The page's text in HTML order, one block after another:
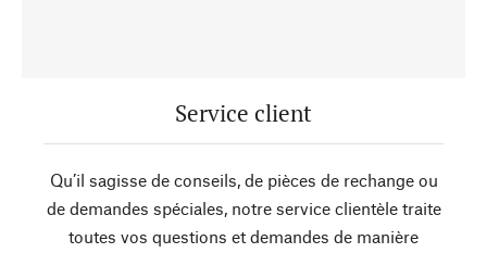
Service client
Qu’il sagisse de conseils, de pièces de rechange ou
de demandes spéciales, notre service clientèle traite
toutes vos questions et demandes de manière